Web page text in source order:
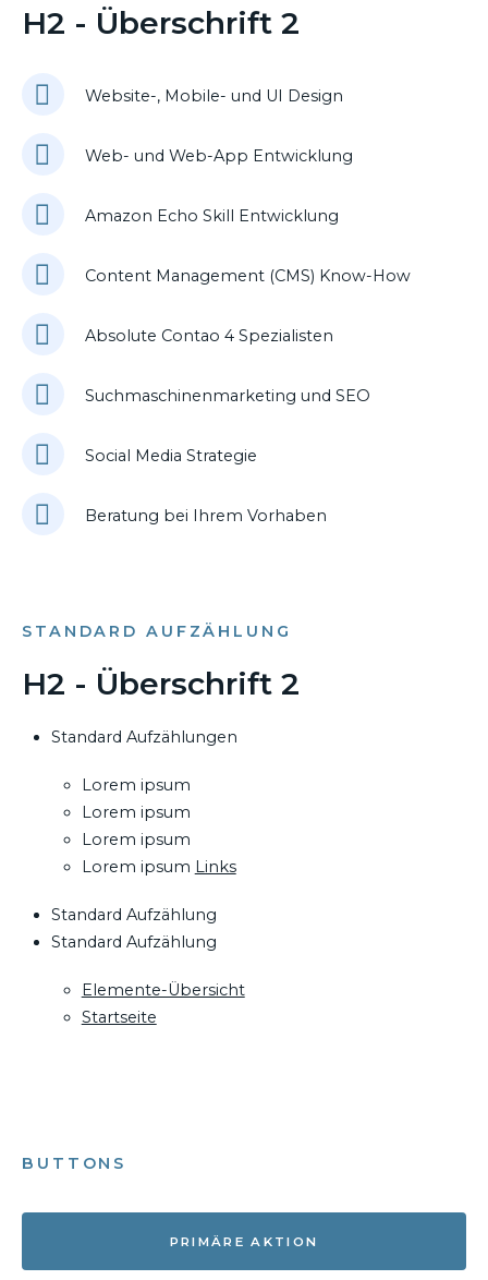
H2 - Überschrift 2
Website-, Mobile- und UI Design
Web- und Web-App Entwicklung
Amazon Echo Skill Entwicklung
Content Management (CMS) Know-How
Absolute Contao 4 Spezialisten
Suchmaschinenmarketing und SEO
Social Media Strategie
Beratung bei Ihrem Vorhaben
STANDARD AUFZÄHLUNG
H2 - Überschrift 2
Standard Aufzählungen
Lorem ipsum
Lorem ipsum
Lorem ipsum
Lorem ipsum Links
Standard Aufzählung
Standard Aufzählung
Elemente-Übersicht
Startseite
BUTTONS
PRIMÄRE AKTION